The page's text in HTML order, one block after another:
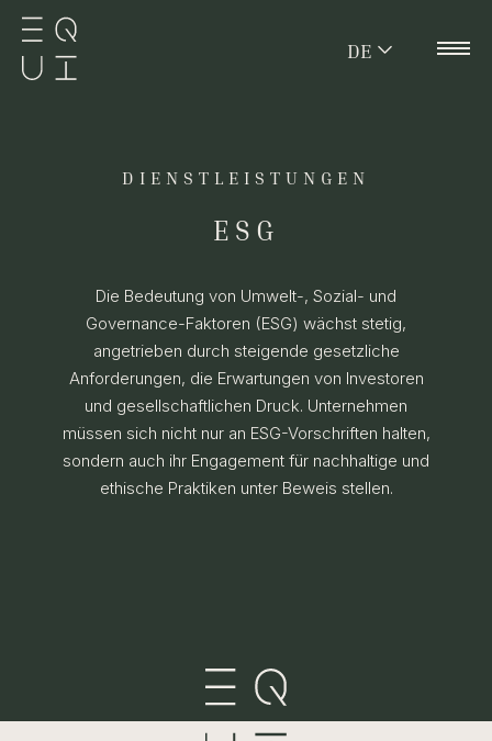
DE
DIENSTLEISTUNGEN
ESG
Die Bedeutung von Umwelt-, Sozial- und
Governance-Faktoren (ESG) wächst stetig,
angetrieben durch steigende gesetzliche
Anforderungen, die Erwartungen von Investoren
und gesellschaftlichen Druck. Unternehmen
müssen sich nicht nur an ESG-Vorschriften halten,
sondern auch ihr Engagement für nachhaltige und
ethische Praktiken unter Beweis stellen.